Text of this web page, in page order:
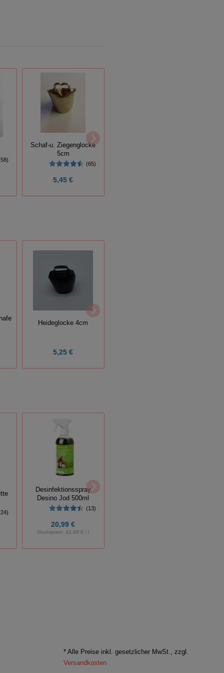
Schaf-u. Ziegenglocke
5cm
(65)
5,45 €
Heideglocke 4cm
5,25 €
Desinfektionsspray
Desino Jod 500ml
(13)
20,99 €
Grundpreis:41,98 € / l
* Alle Preise inkl. gesetzlicher MwSt., zzgl.
Versandkosten